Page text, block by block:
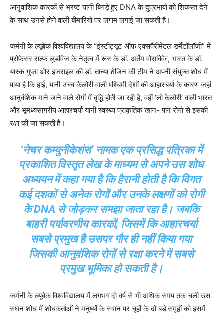
आनुवांशिक कारकों से भ्रष्ट यानी बिगड़े हुए DNA के दुप्रभावों को शिकस्त देने
के साथ उनसे होने वाली बीमारियों पर लगाम लगाई जा सकती है।
जर्मनी के ल्यूबेक विश्वविद्यालय के “इंस्टीट्यूट ऑफ एक्सपैरीमेंटल डर्मेटॉलॉजी” में
प्रोफेसर राल्फ लुडविज के नेतृत्व में रूस के डॉ. अर्तेम वोराविवेव, भारत के डॉ.
यास्क गुप्ता और इजराइल की डॉ. तान्या शेजिन की टीम ने अपनी संयुक्त शोध में
पाया है कि हाई, यानी उच्च कैलोरी वाली पश्चिमी देशों की आहारचर्या के कारण जहां
आनुवंशिक माने जाने वाले रोगों में बृद्धि होती जा रही है, वहीं ‘लो कैलोरी’ वाली भारत
और भूमध्यसागरीय आहारचर्या यानी स्वस्थ्य प्राकृतिक खान- पान रोगों से इसकी
रक्षा की जा सकती है।
‘नेचर कम्युनीकेशंस’ नामक एक प्रसिद्ध पत्रिका में
प्रकाशित विस्तृत लेख के माध्यम से अपने उस शोध
अध्ययन में कहा गया है कि हैरानी होती है कि विगत
कई दशकों से अनेक रोगों और उनके लक्षणों को रोगी
के DNA से जोड़कर समझा जाता रहा है। जबकि
बाहरी पर्यावरणीय कारकों, जिसमें कि आहारचर्या
सबसे प्रमुख है उसपर गौर ही नहीं किया गया
जिसकी आनुवंशिक रोगों से रक्षा करने में सबसे
प्रमुख भूमिका हो सकती है।
जर्मनी के ल्यूबेक विश्वविद्यालय में लगभग दो वर्ष से भी अधिक समय तक चली उस
सघन शोध में शोधकर्ताओं ने मनुष्यों के स्थान पर चूहों के दो बड़े समूहों को इसमें